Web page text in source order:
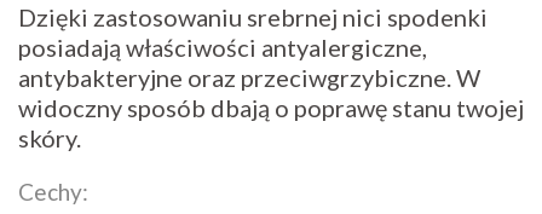
Dzięki zastosowaniu srebrnej nici spodenki
posiadają właściwości antyalergiczne,
antybakteryjne oraz przeciwgrzybiczne. W
widoczny sposób dbają o poprawę stanu twojej
skóry.
Cechy: